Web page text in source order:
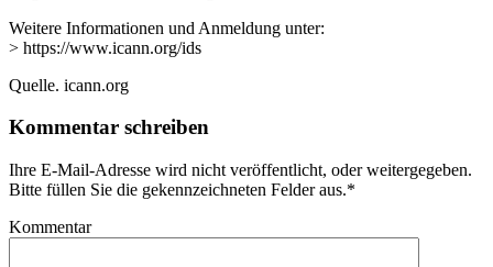
Weitere Informationen und Anmeldung unter:
> https://www.icann.org/ids
Quelle. icann.org
Kommentar schreiben
Ihre E-Mail-Adresse wird nicht veröffentlicht, oder weitergegeben.
Bitte füllen Sie die gekennzeichneten Felder aus.*
Kommentar